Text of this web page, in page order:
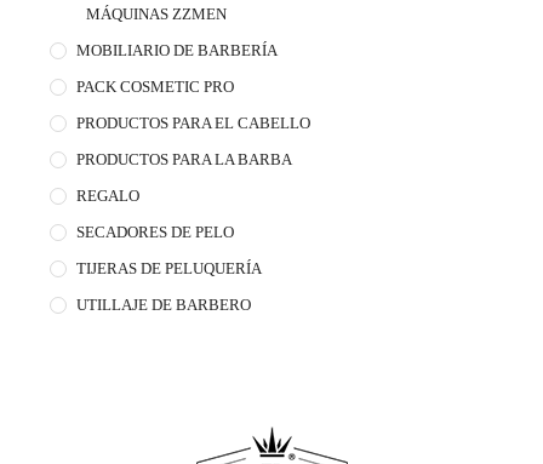
MÁQUINAS ZZMEN
MOBILIARIO DE BARBERÍA
PACK COSMETIC PRO
PRODUCTOS PARA EL CABELLO
PRODUCTOS PARA LA BARBA
REGALO
SECADORES DE PELO
TIJERAS DE PELUQUERÍA
UTILLAJE DE BARBERO